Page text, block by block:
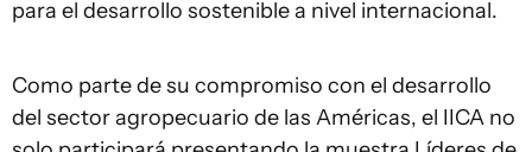
para el desarrollo sostenible a nivel internacional.
Como parte de su compromiso con el desarrollo
del sector agropecuario de las Américas, el IICA no